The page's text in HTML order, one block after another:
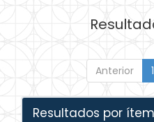
Anterior 1
Resultados por